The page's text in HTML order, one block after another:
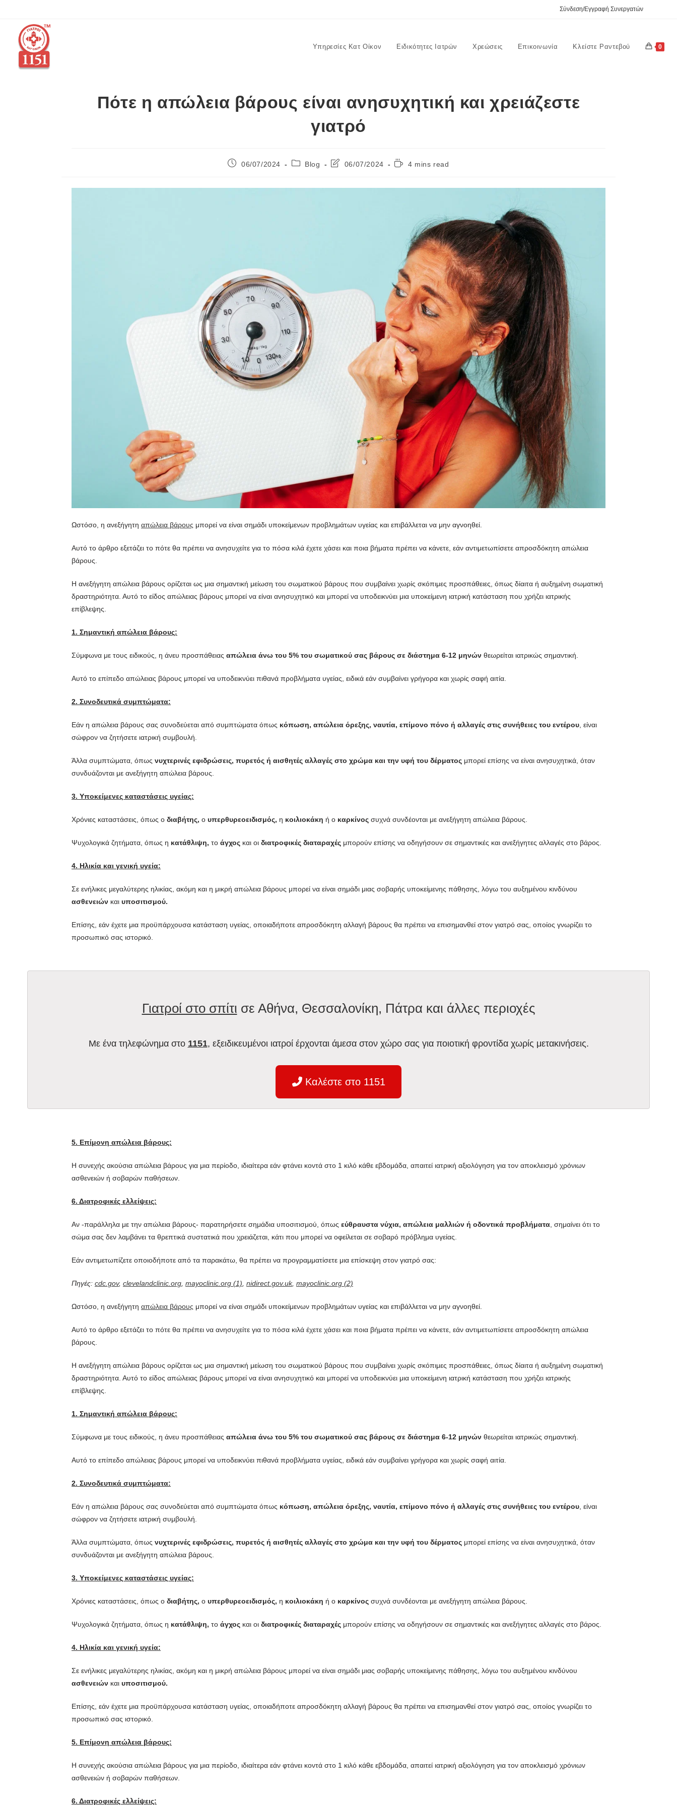
Σύνδεση/Εγγραφή Συνεργατών
Υπηρεσίες Κατ Οίκον Ειδικότητες Ιατρών Χρεώσεις Επικοινωνία Κλείστε Ραντεβού 0
Πότε η απώλεια βάρους είναι ανησυχητική και χρειάζεστε
γιατρό
06/07/2024 Blog 06/07/2024 4 mins read
Ωστόσο, η ανεξήγητη απώλεια βάρους μπορεί να είναι σημάδι υποκείμενων προβλημάτων υγείας και επιβάλλεται να μην αγνοηθεί.
Αυτό το άρθρο εξετάζει το πότε θα πρέπει να ανησυχείτε για το πόσα κιλά έχετε χάσει και ποια βήματα πρέπει να κάνετε, εάν αντιμετωπίσετε απροσδόκητη απώλεια
βάρους.
Η ανεξήγητη απώλεια βάρους ορίζεται ως μια σημαντική μείωση του σωματικού βάρους που συμβαίνει χωρίς σκόπιμες προσπάθειες, όπως δίαιτα ή αυξημένη σωματική
δραστηριότητα. Αυτό το είδος απώλειας βάρους μπορεί να είναι ανησυχητικό και μπορεί να υποδεικνύει μια υποκείμενη ιατρική κατάσταση που χρήζει ιατρικής
επίβλεψης.
1. Σημαντική απώλεια βάρους:
Σύμφωνα με τους ειδικούς, η άνευ προσπάθειας απώλεια άνω του 5% του σωματικού σας βάρους σε διάστημα 6-12 μηνών θεωρείται ιατρικώς σημαντική.
Αυτό το επίπεδο απώλειας βάρους μπορεί να υποδεικνύει πιθανά προβλήματα υγείας, ειδικά εάν συμβαίνει γρήγορα και χωρίς σαφή αιτία.
2. Συνοδευτικά συμπτώματα:
Εάν η απώλεια βάρους σας συνοδεύεται από συμπτώματα όπως κόπωση, απώλεια όρεξης, ναυτία, επίμονο πόνο ή αλλαγές στις συνήθειες του εντέρου , είναι
σώφρον να ζητήσετε ιατρική συμβουλή.
Άλλα συμπτώματα, όπως νυχτερινές εφιδρώσεις, πυρετός ή αισθητές αλλαγές στο χρώμα και την υφή του δέρματος μπορεί επίσης να είναι ανησυχητικά, όταν
συνδυάζονται με ανεξήγητη απώλεια βάρους.
3. Υποκείμενες καταστάσεις υγείας:
Χρόνιες καταστάσεις, όπως ο διαβήτης, ο υπερθυρεοειδισμός, η κοιλιοκάκη ή ο καρκίνος συχνά συνδέονται με ανεξήγητη απώλεια βάρους.
Ψυχολογικά ζητήματα, όπως η κατάθλιψη, το άγχος και οι διατροφικές διαταραχές μπορούν επίσης να οδηγήσουν σε σημαντικές και ανεξήγητες αλλαγές στο βάρος.
4. Ηλικία και γενική υγεία:
Σε ενήλικες μεγαλύτερης ηλικίας, ακόμη και η μικρή απώλεια βάρους μπορεί να είναι σημάδι μιας σοβαρής υποκείμενης πάθησης, λόγω του αυξημένου κινδύνου
ασθενειών και υποσιτισμού.
Επίσης, εάν έχετε μια προϋπάρχουσα κατάσταση υγείας, οποιαδήποτε απροσδόκητη αλλαγή βάρους θα πρέπει να επισημανθεί στον γιατρό σας, οποίος γνωρίζει το
προσωπικό σας ιστορικό.
Γιατροί στο σπίτι σε Αθήνα, Θεσσαλονίκη, Πάτρα και άλλες περιοχές
Με ένα τηλεφώνημα στο 1151, εξειδικευμένοι ιατροί έρχονται άμεσα στον χώρο σας για ποιοτική φροντίδα χωρίς μετακινήσεις.
Καλέστε στο 1151
5. Επίμονη απώλεια βάρους:
Η συνεχής ακούσια απώλεια βάρους για μια περίοδο, ιδιαίτερα εάν φτάνει κοντά στο 1 κιλό κάθε εβδομάδα, απαιτεί ιατρική αξιολόγηση για τον αποκλεισμό χρόνιων
ασθενειών ή σοβαρών παθήσεων.
6. Διατροφικές ελλείψεις:
Αν -παράλληλα με την απώλεια βάρους- παρατηρήσετε σημάδια υποσιτισμού, όπως εύθραυστα νύχια, απώλεια μαλλιών ή οδοντικά προβλήματα, σημαίνει ότι το
σώμα σας δεν λαμβάνει τα θρεπτικά συστατικά που χρειάζεται, κάτι που μπορεί να οφείλεται σε σοβαρό πρόβλημα υγείας.
Εάν αντιμετωπίζετε οποιοδήποτε από τα παρακάτω, θα πρέπει να προγραμματίσετε μια επίσκεψη στον γιατρό σας:
Πηγές: cdc.gov, clevelandclinic.org, mayoclinic.org (1), nidirect.gov.uk, mayoclinic.org (2)
Ωστόσο, η ανεξήγητη απώλεια βάρους μπορεί να είναι σημάδι υποκείμενων προβλημάτων υγείας και επιβάλλεται να μην αγνοηθεί.
Αυτό το άρθρο εξετάζει το πότε θα πρέπει να ανησυχείτε για το πόσα κιλά έχετε χάσει και ποια βήματα πρέπει να κάνετε, εάν αντιμετωπίσετε απροσδόκητη απώλεια
βάρους.
Η ανεξήγητη απώλεια βάρους ορίζεται ως μια σημαντική μείωση του σωματικού βάρους που συμβαίνει χωρίς σκόπιμες προσπάθειες, όπως δίαιτα ή αυξημένη σωματική
δραστηριότητα. Αυτό το είδος απώλειας βάρους μπορεί να είναι ανησυχητικό και μπορεί να υποδεικνύει μια υποκείμενη ιατρική κατάσταση που χρήζει ιατρικής
επίβλεψης.
1. Σημαντική απώλεια βάρους:
Σύμφωνα με τους ειδικούς, η άνευ προσπάθειας απώλεια άνω του 5% του σωματικού σας βάρους σε διάστημα 6-12 μηνών θεωρείται ιατρικώς σημαντική.
Αυτό το επίπεδο απώλειας βάρους μπορεί να υποδεικνύει πιθανά προβλήματα υγείας, ειδικά εάν συμβαίνει γρήγορα και χωρίς σαφή αιτία.
2. Συνοδευτικά συμπτώματα:
Εάν η απώλεια βάρους σας συνοδεύεται από συμπτώματα όπως κόπωση, απώλεια όρεξης, ναυτία, επίμονο πόνο ή αλλαγές στις συνήθειες του εντέρου, είναι
σώφρον να ζητήσετε ιατρική συμβουλή.
Άλλα συμπτώματα, όπως νυχτερινές εφιδρώσεις, πυρετός ή αισθητές αλλαγές στο χρώμα και την υφή του δέρματος μπορεί επίσης να είναι ανησυχητικά, όταν
συνδυάζονται με ανεξήγητη απώλεια βάρους.
3. Υποκείμενες καταστάσεις υγείας:
Χρόνιες καταστάσεις, όπως ο διαβήτης, ο υπερθυρεοειδισμός, η κοιλιοκάκη ή ο καρκίνος συχνά συνδέονται με ανεξήγητη απώλεια βάρους.
Ψυχολογικά ζητήματα, όπως η κατάθλιψη, το άγχος και οι διατροφικές διαταραχές μπορούν επίσης να οδηγήσουν σε σημαντικές και ανεξήγητες αλλαγές στο βάρος.
4. Ηλικία και γενική υγεία:
Σε ενήλικες μεγαλύτερης ηλικίας, ακόμη και η μικρή απώλεια βάρους μπορεί να είναι σημάδι μιας σοβαρής υποκείμενης πάθησης, λόγω του αυξημένου κινδύνου
ασθενειών και υποσιτισμού.
Επίσης, εάν έχετε μια προϋπάρχουσα κατάσταση υγείας, οποιαδήποτε απροσδόκητη αλλαγή βάρους θα πρέπει να επισημανθεί στον γιατρό σας, οποίος γνωρίζει το
προσωπικό σας ιστορικό.
5. Επίμονη απώλεια βάρους:
Η συνεχής ακούσια απώλεια βάρους για μια περίοδο, ιδιαίτερα εάν φτάνει κοντά στο 1 κιλό κάθε εβδομάδα, απαιτεί ιατρική αξιολόγηση για τον αποκλεισμό χρόνιων
ασθενειών ή σοβαρών παθήσεων.
6. Διατροφικές ελλείψεις: